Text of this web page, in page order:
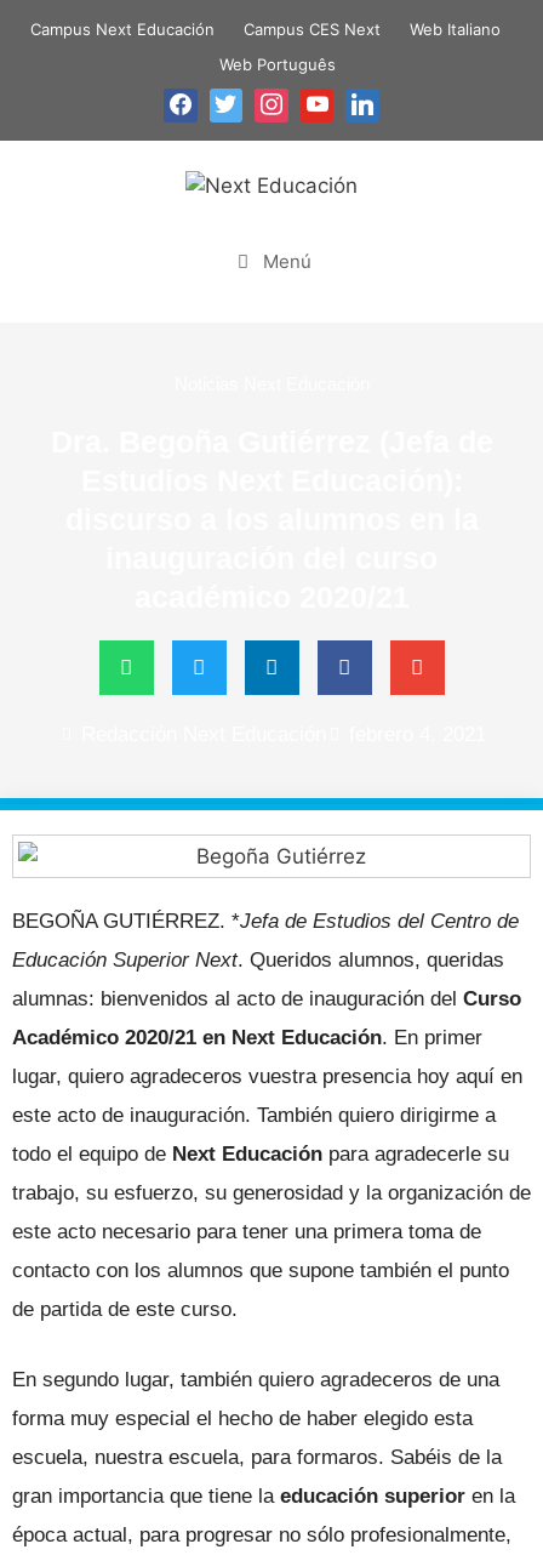
Campus Next Educación Campus CES Next
Web Italiano
Web Português
Menú
BEGOÑA GUTIÉRREZ. *Jefa de Estudios del Centro de
Educación Superior Next. Queridos alumnos, queridas
alumnas: bienvenidos al acto de inauguración del Curso
Académico 2020/21 en Next Educación. En primer
lugar, quiero agradeceros vuestra presencia hoy aquí en
este acto de inauguración. También quiero dirigirme a
todo el equipo de Next Educación para agradecerle su
trabajo, su esfuerzo, su generosidad y la organización de
este acto necesario para tener una primera toma de
contacto con los alumnos que supone también el punto
de partida de este curso.
En segundo lugar, también quiero agradeceros de una
forma muy especial el hecho de haber elegido esta
escuela, nuestra escuela, para formaros. Sabéis de la
gran importancia que tiene la educación superior en la
época actual, para progresar no sólo profesionalmente,